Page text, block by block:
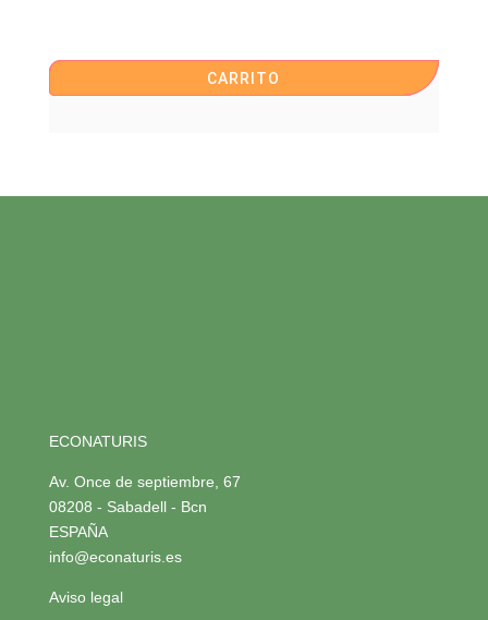
CARRITO
ECONATURIS
Av. Once de septiembre, 67
08208 - Sabadell - Bcn
ESPAÑA
info@econaturis.es
Aviso legal